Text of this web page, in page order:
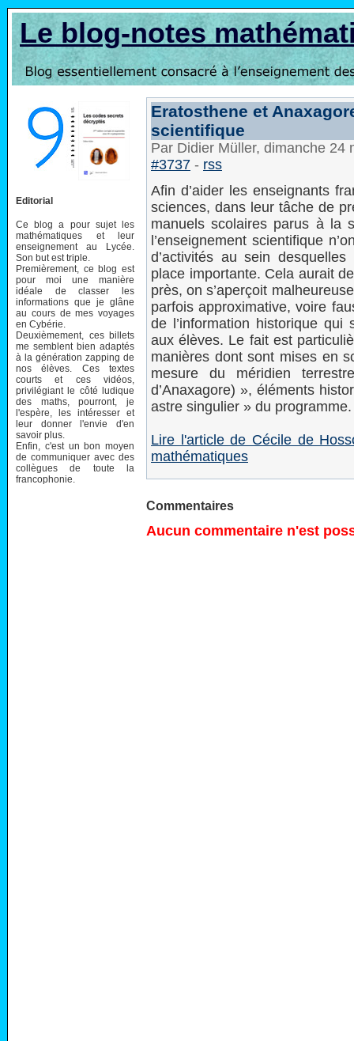
Le blog-notes
Editorial
Ce blog a pour sujet les
mathématiques et leur
enseignement au Lycée.
Son but est triple.
Premièrement, ce blog est
pour moi une manière
idéale de classer les
informations que je glâne
au cours de mes voyages
en Cybérie.
Deuxièmement, ces billets
me semblent bien adaptés
à la génération zapping de
nos élèves. Ces textes
courts et ces vidéos,
privilégiant le côté ludique
des maths, pourront, je
l'espère, les intéresser et
leur donner l'envie d'en
savoir plus.
Enfin, c'est un bon moyen
de communiquer avec des
collègues de toute la
francophonie.
Eratosthene et
scientifique
Par Didier Müller, dimanche 24
#3737 - rss
Afin d’aider les enseignants
sciences, dans leur tâche de
manuels scolaires parus à la
l’enseignement scientifique
d’activités au sein
place importante. Cela aurait
près, on s’aperçoit
parfois approximative, voire
de l’information historique
aux élèves. Le fait est
manières dont sont mises en
mesure du méridien
d’Anaxagore) », éléments
astre singulier » du programme.
Lire l'article de Cécile de
mathématiques
Commentaires
Aucun commentaire n'est